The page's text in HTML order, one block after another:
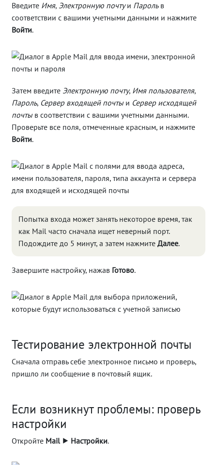
Введите Имя, Электронную почтуи Парольв
соответствии с вашими учетными данными и нажмите
Войти.
Затем введите Электронную почту, Имя пользователя,
Пароль, Сервер входящей почтыи Сервер исходящей
почтыв соответствии с вашими учетными данными.
Проверьте все поля, отмеченные красным, и нажмите
Войти.
Попытка входа может занять некоторое время, так
как Mail часто сначала ищет неверный порт.
Подождите до 5 минут, а затем нажмите Далее.
Завершите настройку, нажав Готово.
Тестирование электронной почты
Сначала отправь себе электронное письмо и проверь,
пришло ли сообщение в почтовый ящик.
Если возникнут проблемы: проверь
настройки
Откройте Mail ⯈ Настройки.